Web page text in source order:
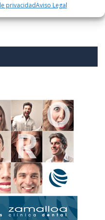
privacidadAviso Legal
reducir el spam.Aprende